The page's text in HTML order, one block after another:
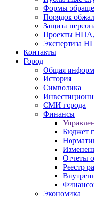
Формы
Порядок
Защита
Проекты НПА,
Экспертиза
Контакты
Город
Общая
История
Символика
СМИ города
Финансы
Бюджет
Отчеты
Реестр
Экономика